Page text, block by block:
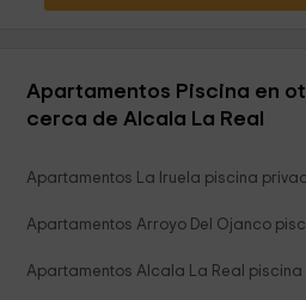
Apartamentos Piscina en
cerca de Alcala La Real
Apartamentos La Iruela piscina
Apartamentos Arroyo Del Ojanco
Apartamentos Alcala La Real